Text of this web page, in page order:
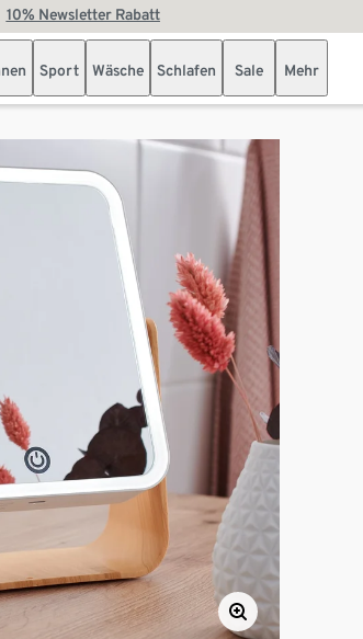
10% Newsletter Rabatt
Sport Wäsche Schlafen Sale Mehr